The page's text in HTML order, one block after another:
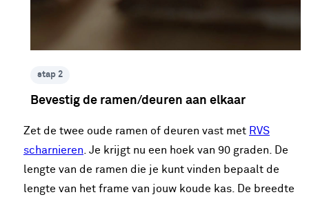
stap 2
Bevestig de ramen/deuren aan elkaar
Zet de twee oude ramen of deuren vast met RVS
scharnieren . Je krijgt nu een hoek van 90 graden. De
lengte van de ramen die je kunt vinden bepaalt de
lengte van het frame van jouw koude kas. De breedte